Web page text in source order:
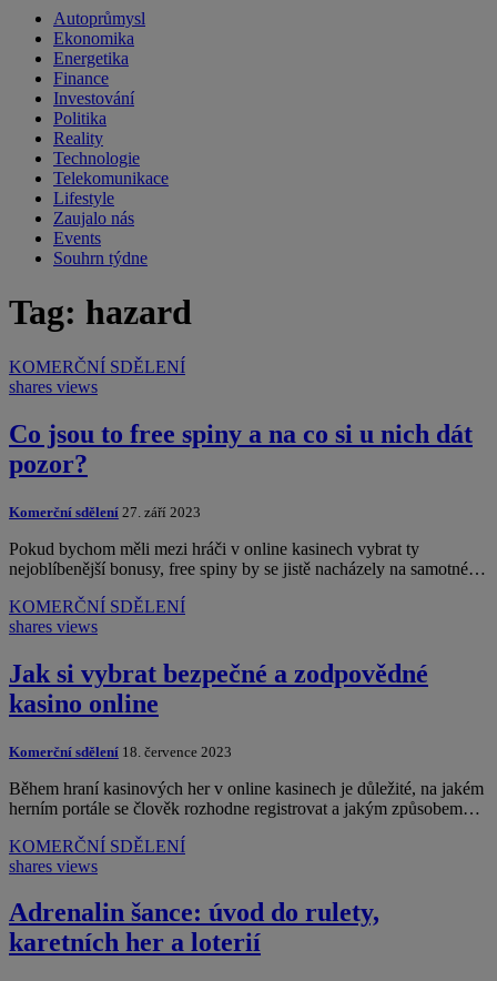
Autoprůmysl
Ekonomika
Energetika
Finance
Investování
Politika
Reality
Technologie
Telekomunikace
Lifestyle
Zaujalo nás
Events
Souhrn týdne
Tag: hazard
KOMERČNÍ SDĚLENÍ
shares views
Co jsou to free spiny a na co si u nich dát
pozor?
Komerční sdělení 27. září 2023
Pokud bychom měli mezi hráči v online kasinech vybrat ty
nejoblíbenější bonusy, free spiny by se jistě nacházely na samotné…
KOMERČNÍ SDĚLENÍ
shares views
Jak si vybrat bezpečné a zodpovědné
kasino online
Komerční sdělení 18. července 2023
Během hraní kasinových her v online kasinech je důležité, na jakém
herním portále se člověk rozhodne registrovat a jakým způsobem…
KOMERČNÍ SDĚLENÍ
shares views
Adrenalin šance: úvod do rulety,
karetních her a loterií